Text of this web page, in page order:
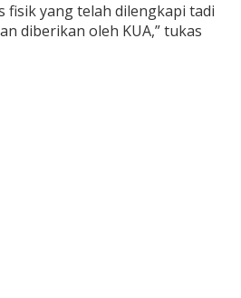
fisik yang telah dilengkapi tadi
diberikan oleh KUA,” tukas